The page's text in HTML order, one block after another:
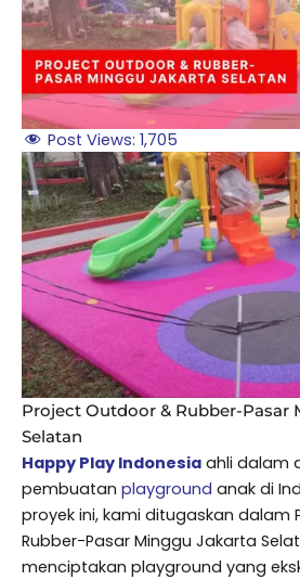
Post Views: 1,705
Project Outdoor & Rubber-Pasar
Selatan
Happy Play Indonesia ahli dalam
pembuatan playground anak di
proyek ini, kami ditugaskan dalam
Rubber-Pasar Minggu Jakarta
menciptakan playground yang